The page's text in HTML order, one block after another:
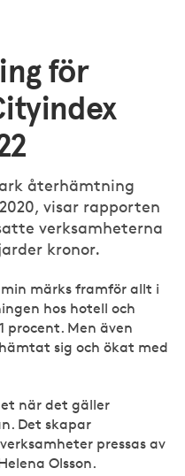
för
återhämtning
visar rapporten
verksamheterna
kronor.
märks framför allt i
hos hotell och
procent. Men även
sig och ökat med
när det gäller
Det skapar
pressas av
Olsson.